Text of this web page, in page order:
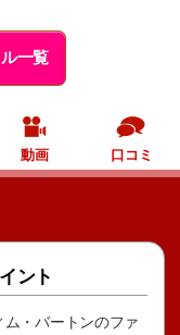
一覧
動画 口コミ
ント
ム・バートンのファ